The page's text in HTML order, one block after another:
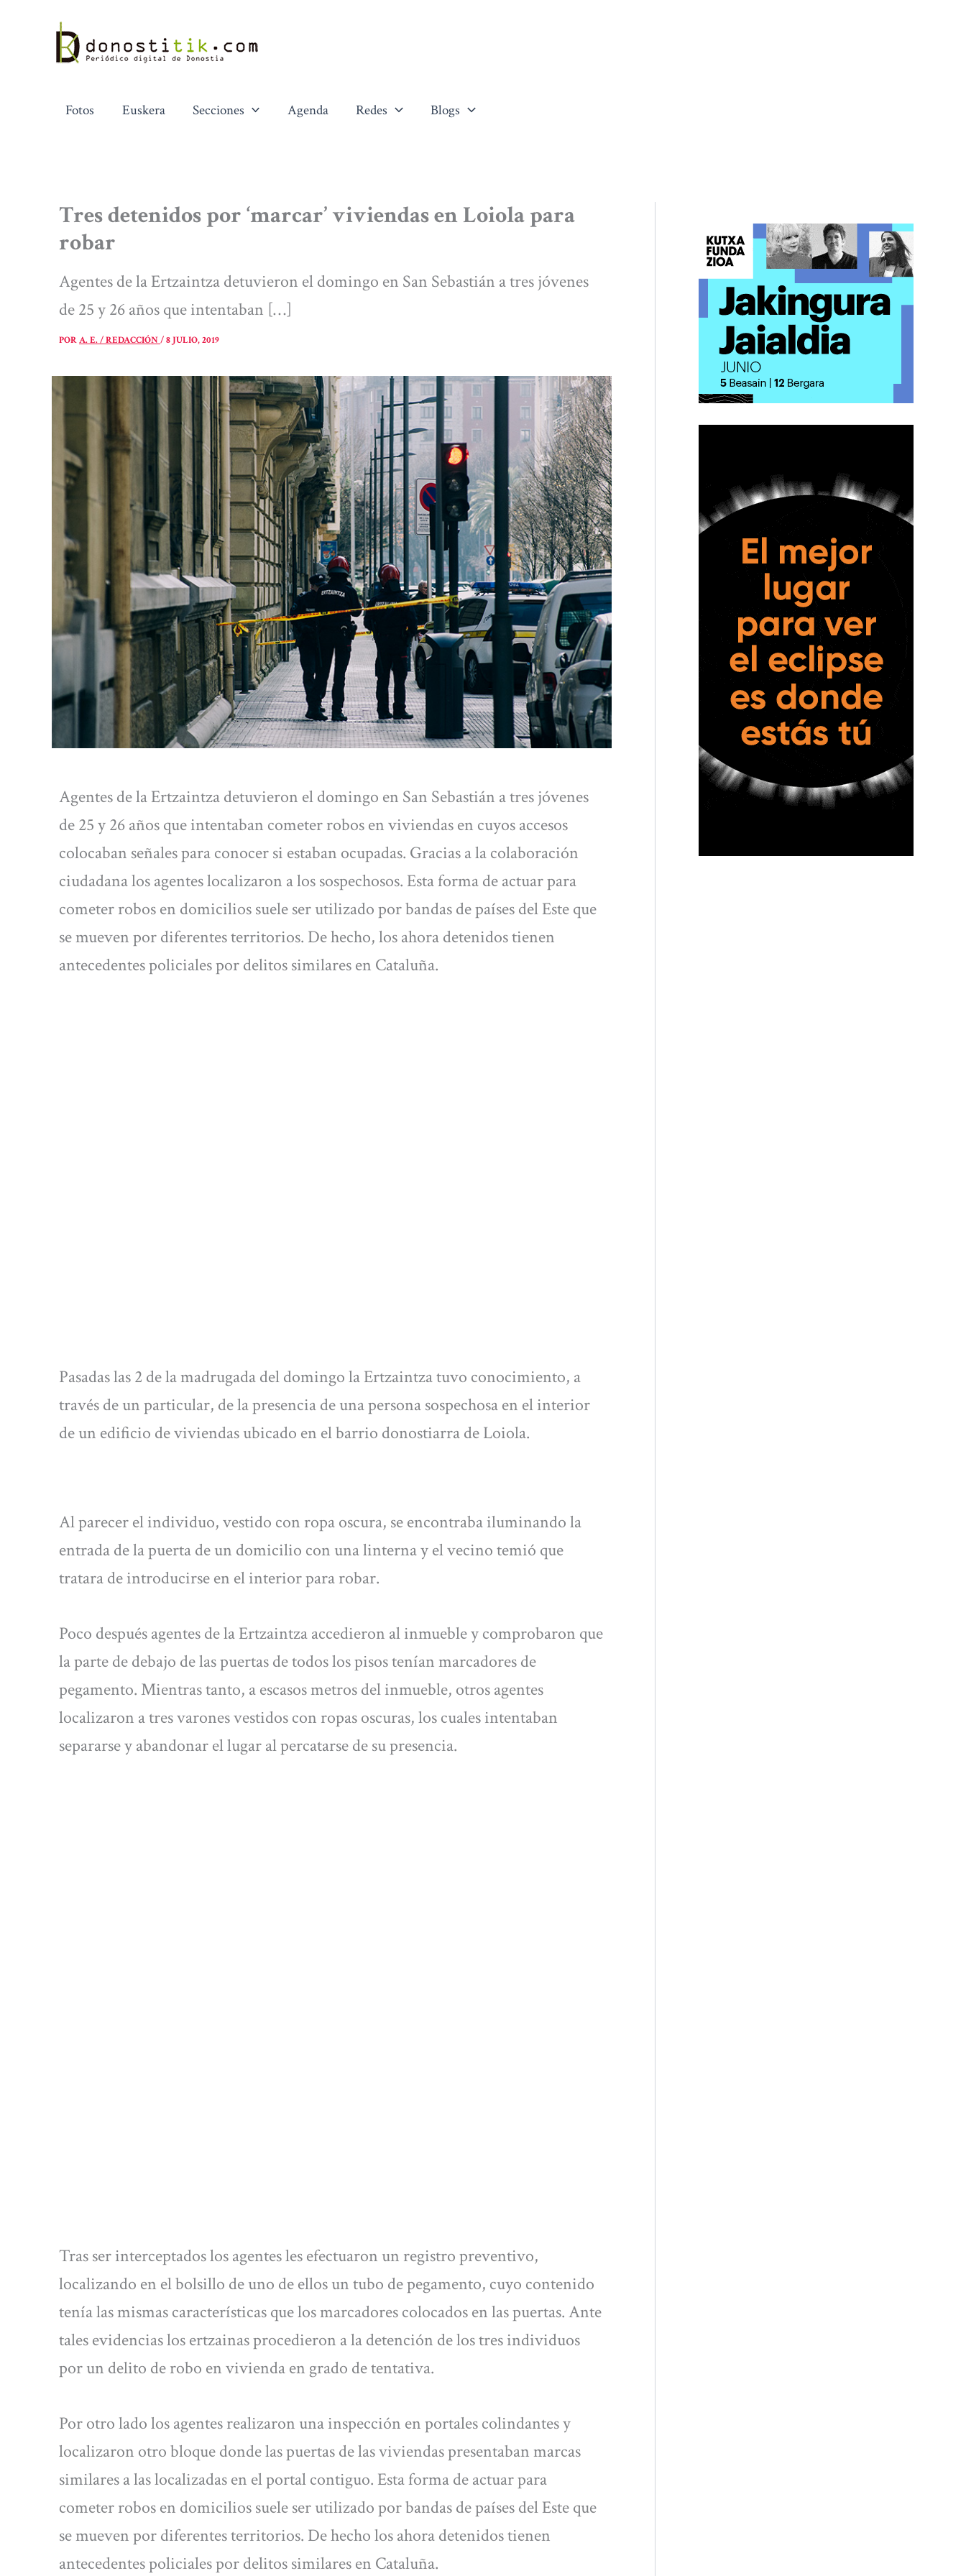
contenido
Fotos Euskera Secciones Agenda Redes Blogs
Tres detenidos por ‘marcar’ viviendas en Loiola para
robar
Agentes de la Ertzaintza detuvieron el domingo en San Sebastián a tres jóvenes
de 25 y 26 años que intentaban […]
PORA. E. / REDACCIÓN/8 JULIO, 2019
Agentes de la Ertzaintza detuvieron el domingo en San Sebastián a tres jóvenes
de 25 y 26 años que intentaban cometer robos en viviendas en cuyos accesos
colocaban señales para conocer si estaban ocupadas. Gracias a la colaboración
ciudadana los agentes localizaron a los sospechosos. Esta forma de actuar para
cometer robos en domicilios suele ser utilizado por bandas de países del Este que
se mueven por diferentes territorios. De hecho, los ahora detenidos tienen
antecedentes policiales por delitos similares en Cataluña.
Pasadas las 2 de la madrugada del domingo la Ertzaintza tuvo conocimiento, a
través de un particular, de la presencia de una persona sospechosa en el interior
de un edificio de viviendas ubicado en el barrio donostiarra de Loiola.
Al parecer el individuo, vestido con ropa oscura, se encontraba iluminando la
entrada de la puerta de un domicilio con una linterna y el vecino temió que
tratara de introducirse en el interior para robar.
Poco después agentes de la Ertzaintza accedieron al inmueble y comprobaron que
la parte de debajo de las puertas de todos los pisos tenían marcadores de
pegamento. Mientras tanto, a escasos metros del inmueble, otros agentes
localizaron a tres varones vestidos con ropas oscuras, los cuales intentaban
separarse y abandonar el lugar al percatarse de su presencia.
Tras ser interceptados los agentes les efectuaron un registro preventivo,
localizando en el bolsillo de uno de ellos un tubo de pegamento, cuyo contenido
tenía las mismas características que los marcadores colocados en las puertas. Ante
tales evidencias los ertzainas procedieron a la detención de los tres individuos
por un delito de robo en vivienda en grado de tentativa.
Por otro lado los agentes realizaron una inspección en portales colindantes y
localizaron otro bloque donde las puertas de las viviendas presentaban marcas
similares a las localizadas en el portal contiguo. Esta forma de actuar para
cometer robos en domicilios suele ser utilizado por bandas de países del Este que
se mueven por diferentes territorios. De hecho los ahora detenidos tienen
antecedentes policiales por delitos similares en Cataluña.